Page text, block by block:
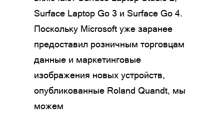
Surface Laptop Go 3 и Surface Go 4.
Поскольку Microsoft уже заранее
предоставил розничным торговцам
данные и маркетинговые
изображения новых устройств,
опубликованные Roland Quandt, мы
можем